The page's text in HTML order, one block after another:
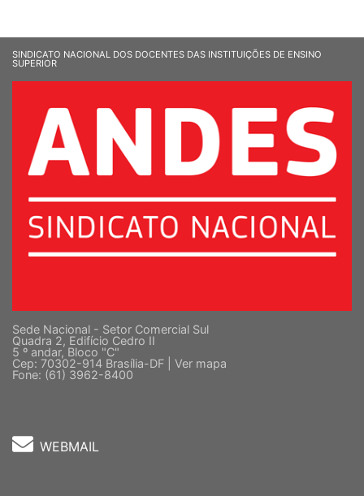
SINDICATO NACIONAL DOS DOCENTES DAS INSTITUIÇÕES DE ENSINO
SUPERIOR
Sede Nacional - Setor Comercial Sul
Quadra 2, Edifício Cedro II
5 º andar, Bloco "C"
Cep: 70302-914 Brasília-DF | Ver mapa
Fone: (61) 3962-8400
WEBMAIL